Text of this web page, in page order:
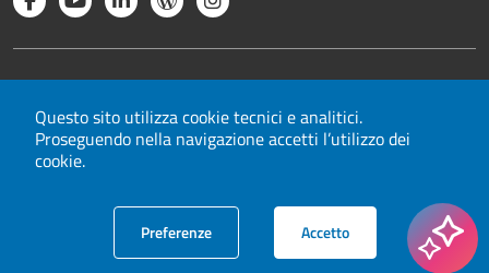
Questo sito utilizza cookie tecnici e analitici.
Proseguendo nella navigazione accetti l’utilizzo dei
cookie.
Preferenzecookie Accettoi cookie
Note legali
Privacy
Cookie
Mappa del sito
© 2026 Camera di commercio Milano Monza Brianza Lodi